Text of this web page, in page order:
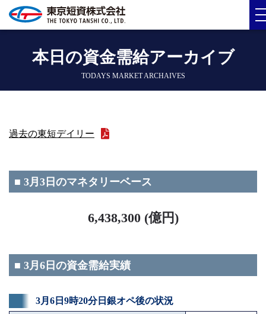
本日の資金需給アーカイブ
TODAYS MARKET ARCHAIVES
過去の東短デイリー
■ 3月3日のマネタリーベース
6,438,300 (億円)
■ 3月6日の資金需給実績
3月6日9時20分日銀オペ後の状況